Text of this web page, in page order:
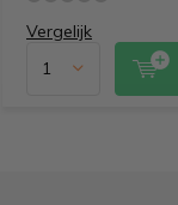
Vergelijk